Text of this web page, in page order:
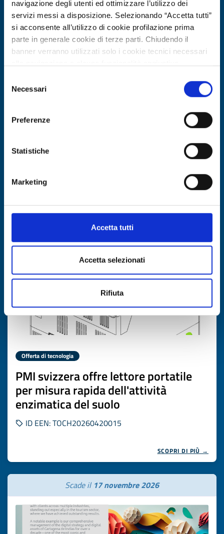
navigazione degli utenti ed ottimizzare l’utilizzo dei
servizi messi a disposizione. Selezionando “Accetta tutti”
si acconsente all’utilizzo di cookie profilazione prima
parte in generale cookie di terze parti. Chiudendo il
banner verranno utilizzati solo i cookie tecnici necessari
Per conoscere i dettagli, consulta la nostra cookie policy.
https://www.openinnovation.regione.lombardia.it/it/co
https://www.openinnovation.regione.lombardia.it/it/pr
delNecessari
Preferenze
Statistiche
Marketing
Accetta tutti
Accetta selezionati
Rifiuta
PMI svizzera esperta in LCA, carbon
collaborazioni R&D
SCOPRI DI PIÙ →
Scade il03 giugno 2027
Offerta di tecnologia
PMI svizzera offre lettore portatile
per misura rapida dell'attività
enzimatica del suolo
ID EEN: TOCH20260420015
SCOPRI DI PIÙ →
Scade il 17 novembre 2026